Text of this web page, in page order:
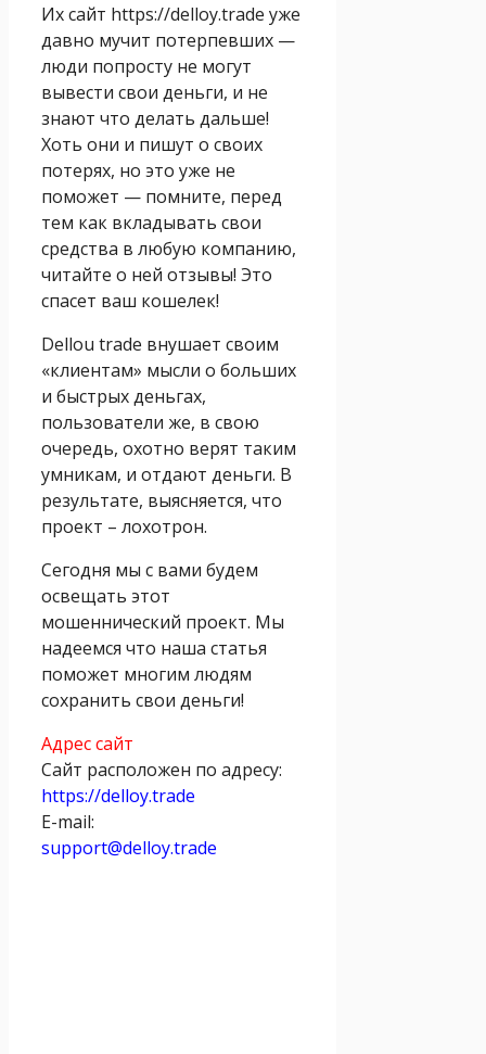
Их сайт https://delloy.trade уже
давно мучит потерпевших —
люди попросту не могут
вывести свои деньги, и не
знают что делать дальше!
Хоть они и пишут о своих
потерях, но это уже не
поможет — помните, перед
тем как вкладывать свои
средства в любую компанию,
читайте о ней отзывы! Это
спасет ваш кошелек!
Dellou trade внушает своим
«клиентам» мысли о больших
и быстрых деньгах,
пользователи же, в свою
очередь, охотно верят таким
умникам, и отдают деньги. В
результате, выясняется, что
проект – лохотрон.
Сегодня мы с вами будем
освещать этот
мошеннический проект. Мы
надеемся что наша статья
поможет многим людям
сохранить свои деньги!
Адрес сайт
Сайт расположен по адресу:
https://delloy.trade
E-mail:
support@delloy.trade